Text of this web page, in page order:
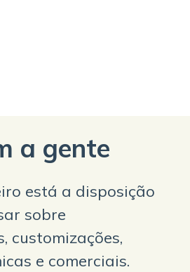
a gente
está a disposição
sobre
customizações,
e comerciais.